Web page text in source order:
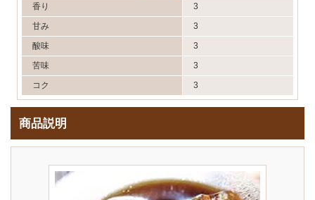
香り
3
甘み
3
酸味
3
苦味
3
コク
3
商品説明